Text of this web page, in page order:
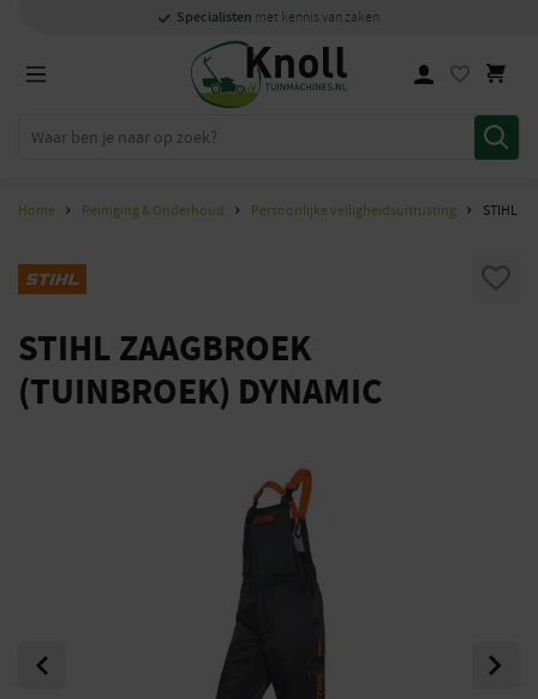
Specialisten met kennis van zaken
1000m2showroom in Staphorst
Persoonlijkensnelcontact
Specialisten met kennis van zaken
Home Reiniging & Onderhoud Persoonlijke veiligheidsuitrusting STIHL
STIHL ZAAGBROEK
(TUINBROEK) DYNAMIC
Previous Next